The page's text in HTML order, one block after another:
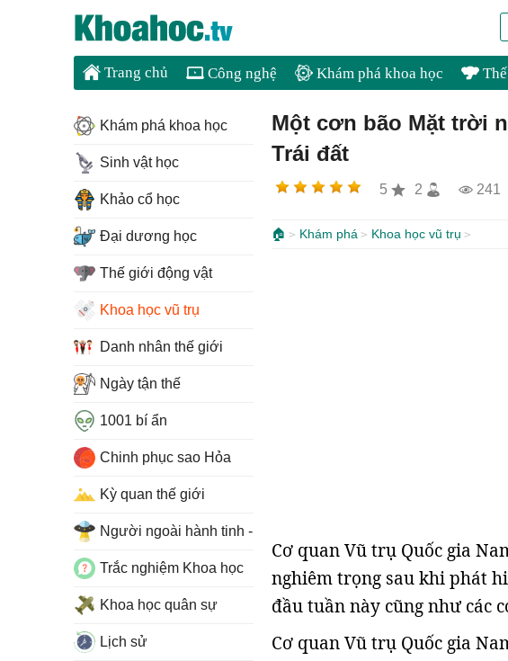
Trang chủ Công nghệ Khám phá khoa học
Một cơn bão Mặt trời
Trái đất
5 2 241
🏠 Khám phá Khoa học vũ trụ
Cơ quan Vũ trụ Quốc gia
nghiêm trọng sau khi phát
đầu tuần này cũng như các
Cơ quan Vũ trụ Quốc gia
Khám phá khoa học
Sinh vật học
Khảo cổ học
Đại dương học
Thế giới động vật
Khoa học vũ trụ
Danh nhân thế giới
Ngày tận thế
1001 bí ẩn
Chinh phục sao Hỏa
Kỳ quan thế giới
Người ngoài hành tinh - UFO
Trắc nghiệm Khoa học
Khoa học quân sự
Lịch sử